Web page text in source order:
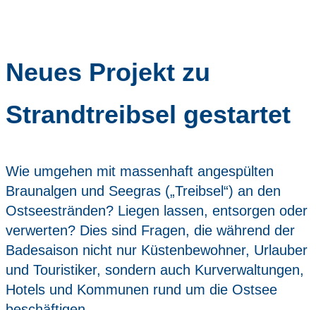
Neues Projekt zu
Strandtreibsel gestartet
Wie umgehen mit massenhaft angespülten
Braunalgen und Seegras („Treibsel“) an den
Ostseestränden? Liegen lassen, entsorgen oder
verwerten? Dies sind Fragen, die während der
Badesaison nicht nur Küstenbewohner, Urlauber
und Touristiker, sondern auch Kurverwaltungen,
Hotels und Kommunen rund um die Ostsee